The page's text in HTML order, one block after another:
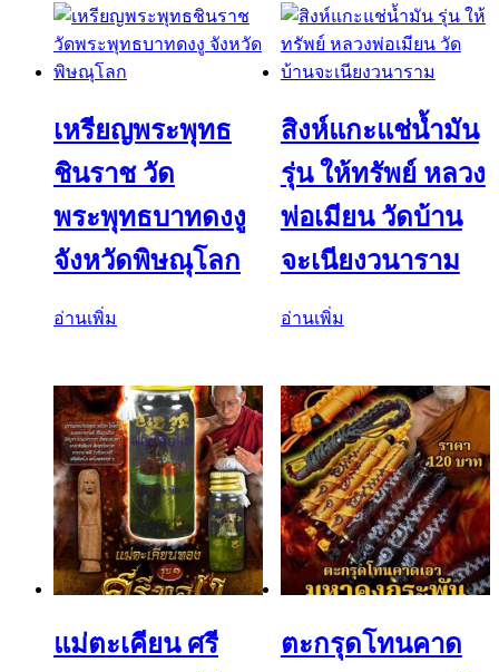
เหรียญพระพุทธ
ชินราช วัด
พระพุทธบาทดงงู
จังหวัดพิษณุโลก
อ่านเพิ่ม
สิงห์แกะแช่น้ำมัน
รุ่น ให้ทรัพย์ หลวง
พ่อเมียน วัดบ้าน
จะเนียงวนาราม
อ่านเพิ่ม
แม่ตะเคียน ศรี
ตะกรุดโทนคาด